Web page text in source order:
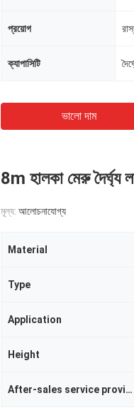
প্রয়োগ
ক্যাপাসিটি
ভালো দাম
8m হালকা মেরু দৈর্ঘ্য
মূল্য: আলোচনাযোগ্য
Material
Type
Application
Height
After-sales service provided